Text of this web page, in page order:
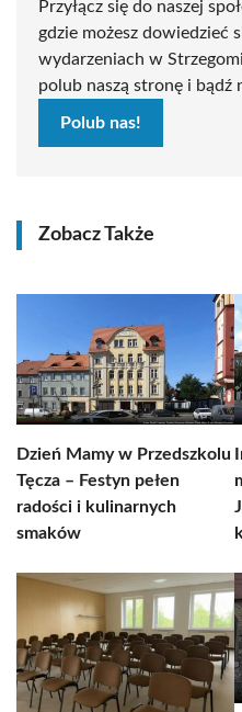
Przyłącz się do naszej
gdzie możesz dowiedzieć
wydarzeniach w
polub naszą stronę i bądź
Polub nas!
Zobacz Także
Dzień Mamy w Przedszkolu
Tęcza – Festyn pełen
radości i kulinarnych
smaków